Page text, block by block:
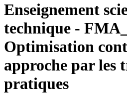
Enseignement
technique -
Optimisation
approche par les
pratiques